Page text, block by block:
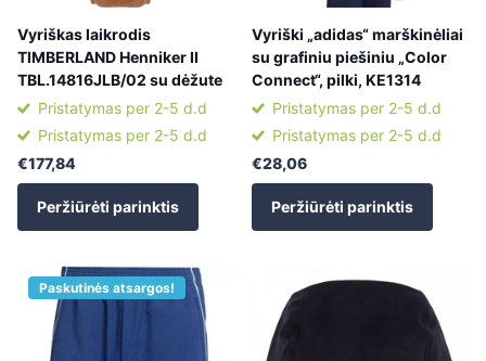
Vyriškas laikrodis
TIMBERLAND Henniker II
TBL.14816JLB/02 su dėžute
Pristatymas per 2-5 d.d
Pristatymas per 2-5 d.d
€177,84
Peržiūrėti parinktis
Vyriški „adidas“ marškinėliai
su grafiniu piešiniu „Color
Connect“, pilki, KE1314
Pristatymas per 2-5 d.d
Pristatymas per 2-5 d.d
€28,06
Peržiūrėti parinktis
Paskutinės atsargos!